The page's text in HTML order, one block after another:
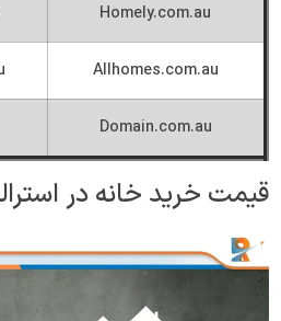
Homely.com.au
Allhomes.com.au
Domain.com.au
قیمت خرید خانه در